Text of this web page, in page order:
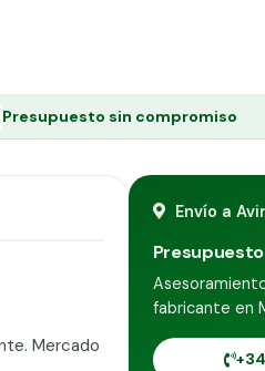
Presupuesto sin compromiso
Mercado
Envío a
fabricante en